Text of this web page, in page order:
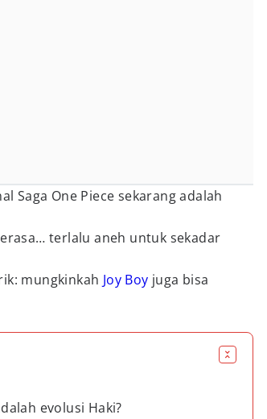
Saga One Piece sekarang adalah
terlalu aneh untuk sekadar
mungkinkah Joy Boy juga bisa
evolusi Haki?